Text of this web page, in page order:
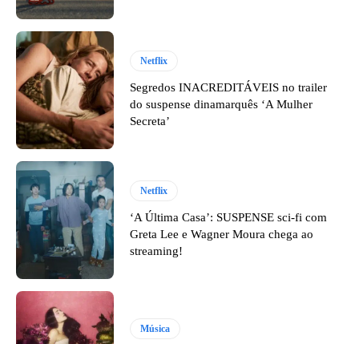
Netflix
Segredos INACREDITÁVEIS no trailer
do suspense dinamarquês ‘A Mulher
Secreta’
Netflix
‘A Última Casa’: SUSPENSE sci-fi com
Greta Lee e Wagner Moura chega ao
streaming!
Música